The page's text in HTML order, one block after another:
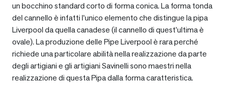
un bocchino standard corto di forma conica. La forma tonda
del cannello è infatti l’unico elemento che distingue la pipa
Liverpool da quella canadese (il cannello di quest’ultima è
ovale). La produzione delle Pipe Liverpool è rara perché
richiede una particolare abilità nella realizzazione da parte
degli artigiani e gli artigiani Savinelli sono maestri nella
realizzazione di questa Pipa dalla forma caratteristica.